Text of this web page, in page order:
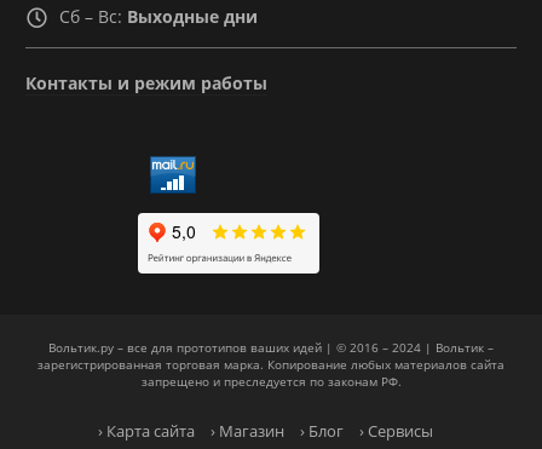
Сб – Вс: Выходные дни
Контакты и режим работы
Вольтик.ру – все для прототипов ваших идей | © 2016 – 2024 | Вольтик –
зарегистрированная торговая марка. Копирование любых материалов сайта
запрещено и преследуется по законам РФ.
› Карта сайта › Магазин › Блог › Сервисы